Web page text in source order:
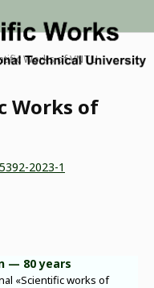
Works of VNTU
Works of
2023-1
— 80 years
«Scientific works of